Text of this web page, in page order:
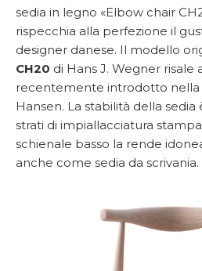
sedia in legno «Elbow chair
rispecchia alla perfezione il
designer danese. Il modello
CH20 di Hans J. Wegner risale
recentemente introdotto nella
Hansen. La stabilità della
strati di impiallacciatura
schienale basso la rende
anche come sedia da scrivania.